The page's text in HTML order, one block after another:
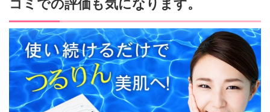
コミでの評価も気になります。